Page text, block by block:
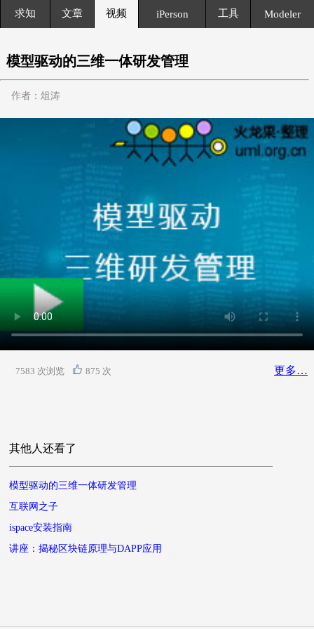
求知 文章 视频 iPerson 工具 Modeler
模型驱动的三维一体研发管理
作者：俎涛
7583 次浏览 875 次 更多…
其他人还看了
模型驱动的三维一体研发管理
互联网之子
ispace安装指南
讲座：揭秘区块链原理与DAPP应用